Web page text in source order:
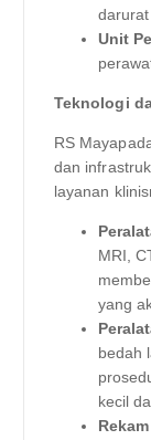
darurat
Unit
Teknologi
RS
dan
layanan
MRI,
yang
bedah
kecil